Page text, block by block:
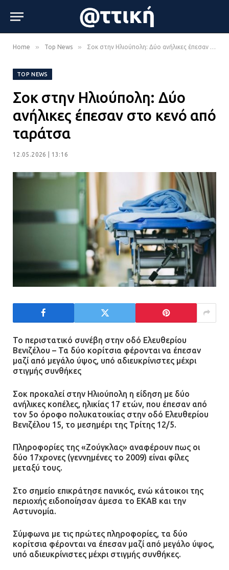
Home » Top News » Σοκ στην Ηλιούπολη: Δύο ανήλικες έπεσαν στο κενό από ταράτσα
TOP NEWS
Σοκ στην Ηλιούπολη: Δύο
ανήλικες έπεσαν στο κενό από
ταράτσα
12.05.2026 | 13:16
Το περιστατικό συνέβη στην οδό Ελευθερίου
Βενιζέλου – Τα δύο κορίτσια φέρονται να έπεσαν
μαζί από μεγάλο ύψος, υπό αδιευκρίνιστες μέχρι
στιγμής συνθήκες
Σοκ προκαλεί στην Ηλιούπολη η είδηση με δύο
ανήλικες κοπέλες, ηλικίας 17 ετών, που έπεσαν από
τον 5ο όροφο πολυκατοικίας στην οδό Ελευθερίου
Βενιζέλου 15, το μεσημέρι της Τρίτης 12/5.
Πληροφορίες της «Ζούγκλας» αναφέρουν πως οι
δύο 17χρονες (γεννημένες το 2009) είναι φίλες
μεταξύ τους.
Στο σημείο επικράτησε πανικός, ενώ κάτοικοι της
περιοχής ειδοποίησαν άμεσα το ΕΚΑΒ και την
Αστυνομία.
Σύμφωνα με τις πρώτες πληροφορίες, τα δύο
κορίτσια φέρονται να έπεσαν μαζί από μεγάλο ύψος,
υπό αδιευκρίνιστες μέχρι στιγμής συνθήκες.